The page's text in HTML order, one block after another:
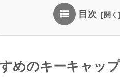
目次
めのキーキャッ